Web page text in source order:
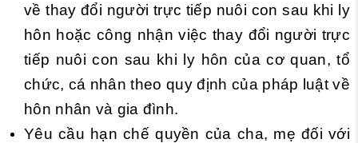
về thay đổi người trực tiếp nuôi con sau khi ly
hôn hoặc công nhận việc thay đổi người trực
tiếp nuôi con sau khi ly hôn của cơ quan, tổ
chức, cá nhân theo quy định của pháp luật về
hôn nhân và gia đình.
Yêu cầu hạn chế quyền của cha, mẹ đối với